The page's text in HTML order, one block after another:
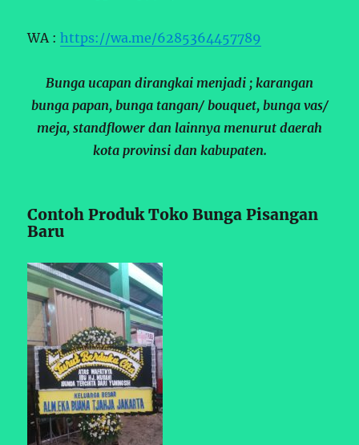
WA :https://wa.me/6285364457789
Bunga ucapan dirangkai menjadi ; karangan
bunga papan, bunga tangan/ bouquet, bunga vas/
meja, standflower dan lainnya menurut daerah
kota provinsi dan kabupaten.
Contoh Produk Toko Bunga Pisangan
Baru